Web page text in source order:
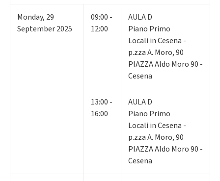
Monday, 29
September 2025
09:00 -
12:00
AULA D
Piano Primo
Locali in Cesena -
p.zza A. Moro, 90
PIAZZA Aldo Moro 90 -
Cesena
13:00 -
16:00
AULA D
Piano Primo
Locali in Cesena -
p.zza A. Moro, 90
PIAZZA Aldo Moro 90 -
Cesena